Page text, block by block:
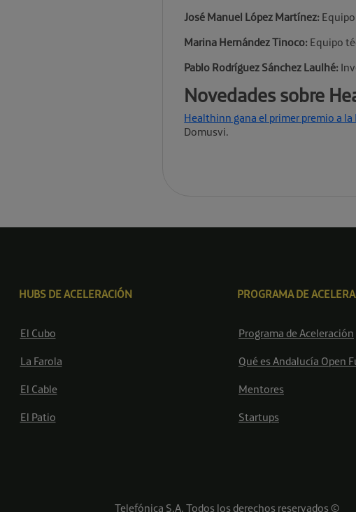
José Manuel López Martínez:
Marina Hernández Tinoco: Equipo
Pablo Rodríguez Sánchez Laulhé:
Novedades sobre
Healthinn gana el primer premio a
Domusvi.
HUBS DE ACELERACIÓN
El Cubo
La Farola
El Cable
El Patio
PROGRAMA DE
Programa de Aceleración
Qué es Andalucía Open
Mentores
Startups
Telefónica S.A. Todos los derechos reservados ©